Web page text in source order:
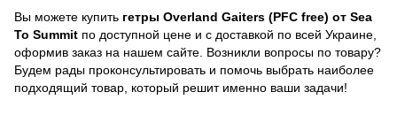
Вы можете купить гетры Overland Gaiters (PFC free) от Sea
To Summit по доступной цене и с доставкой по всей Украине,
оформив заказ на нашем сайте. Возникли вопросы по товару?
Будем рады проконсультировать и помочь выбрать наиболее
подходящий товар, который решит именно ваши задачи!